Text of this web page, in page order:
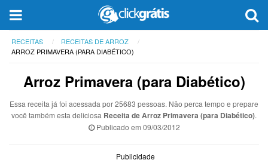
RECEITAS
RECEITAS DE ARROZ
ARROZ PRIMAVERA (PARA DIABÉTICO)
Arroz Primavera (para Diabético)
Essa receita já foi acessada por 25683 pessoas. Não perca tempo e prepare
você também esta deliciosa Receita de Arroz Primavera (para Diabético).
Publicado em 09/03/2012
Publicidade